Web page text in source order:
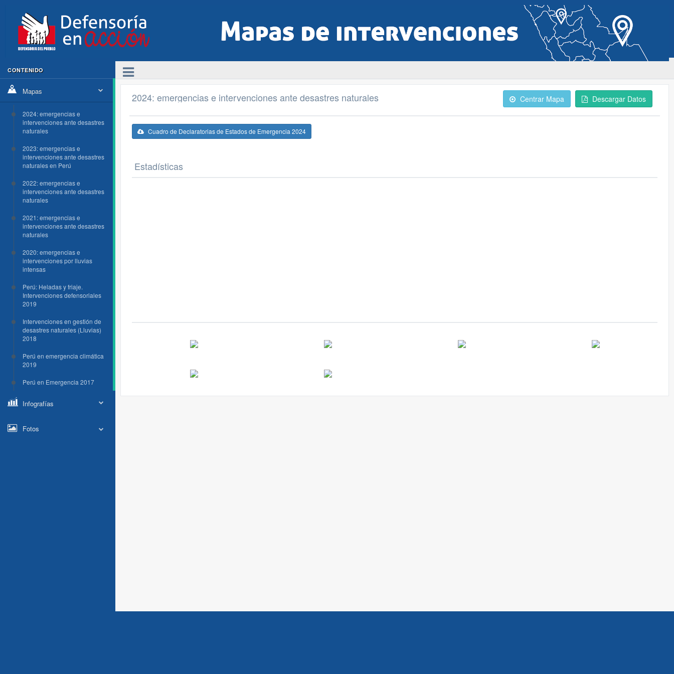
CONTENIDO
Mapas
2024: emergencias e
intervenciones ante desastres
naturales
2023: emergencias e
intervenciones ante desastres
naturales en Perú
2022: emergencias e
intervenciones ante desastres
naturales
2021: emergencias e
intervenciones ante desastres
naturales
2020: emergencias e
intervenciones por lluvias
intensas
Perú: Heladas y friaje.
Intervenciones defensoriales
2019
Intervenciones en gestión de
desastres naturales (Lluvias)
2018
Perú en emergencia climática
2019
Perú en Emergencia 2017
Infografías
Fotos
2024: emergencias e intervenciones ante desastres naturales Centrar Mapa Descargar Datos
Cuadro de Declaratorias de Estados de Emergencia 2024
Estadísticas